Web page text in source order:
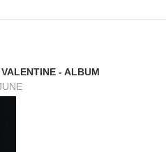
- ALBUM